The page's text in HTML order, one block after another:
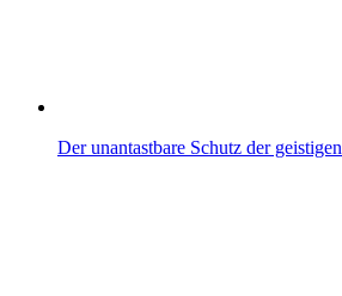
Der unantastbare Schutz der